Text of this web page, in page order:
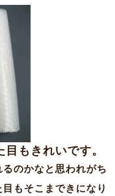
もきれいです。
のかなと思われがち
もそこまできになり